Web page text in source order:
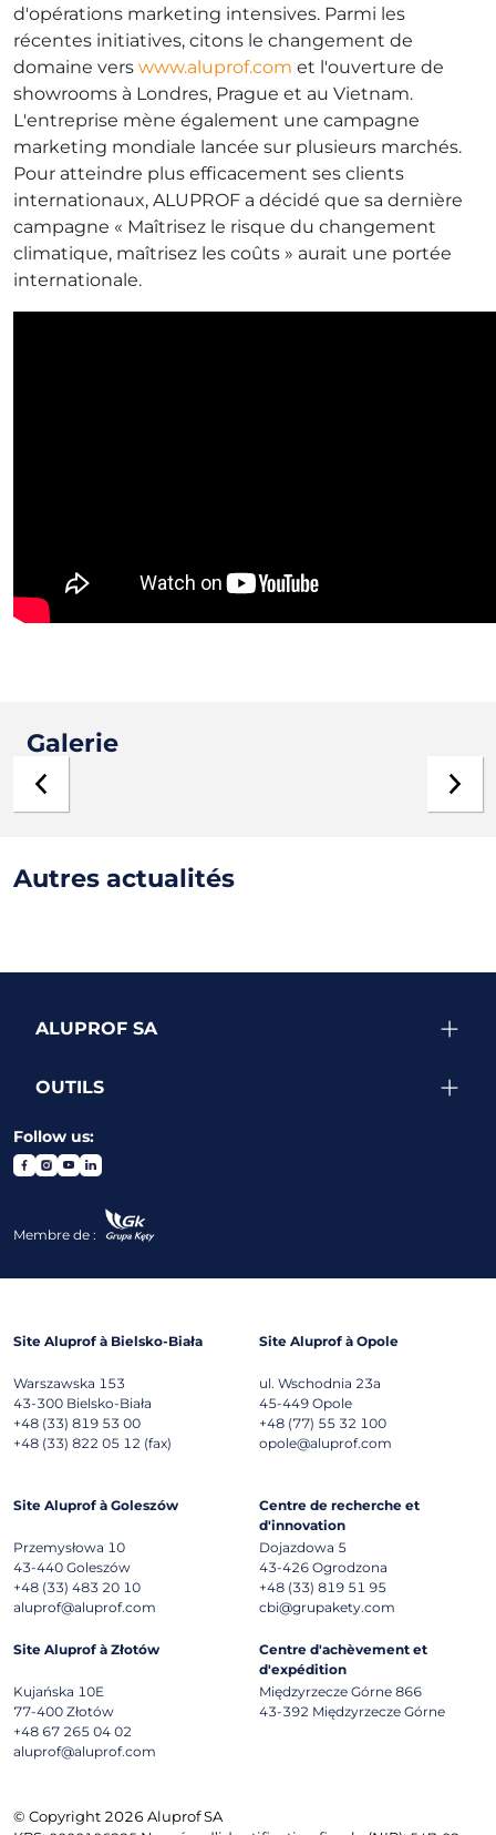
d'opérations marketing intensives. Parmi les
récentes initiatives, citons le changement de
domaine vers www.aluprof.com et l'ouverture de
showrooms à Londres, Prague et au Vietnam.
L'entreprise mène également une campagne
marketing mondiale lancée sur plusieurs marchés.
Pour atteindre plus efficacement ses clients
internationaux, ALUPROF a décidé que sa dernière
campagne « Maîtrisez le risque du changement
climatique, maîtrisez les coûts » aurait une portée
internationale.
Galerie
Autres actualités
ALUPROF SA
OUTILS
Follow us:
Membre de :
Site Aluprof à Bielsko-Biała
Warszawska 153
43-300 Bielsko-Biała
+48 (33) 819 53 00
+48 (33) 822 05 12 (fax)
Site Aluprof à Opole
ul. Wschodnia 23a
45-449 Opole
+48 (77) 55 32 100
opole@aluprof.com
Site Aluprof à Goleszów
Przemysłowa 10
43-440 Goleszów
+48 (33) 483 20 10
aluprof@aluprof.com
Centre de recherche et
d'innovation
Dojazdowa 5
43-426 Ogrodzona
+48 (33) 819 51 95
cbi@grupakety.com
Site Aluprof à Złotów
Kujańska 10E
77-400 Złotów
+48 67 265 04 02
aluprof@aluprof.com
Centre d'achèvement et
d'expédition
Międzyrzecze Górne 866
43-392 Międzyrzecze Górne
© Copyright 2026 Aluprof SA